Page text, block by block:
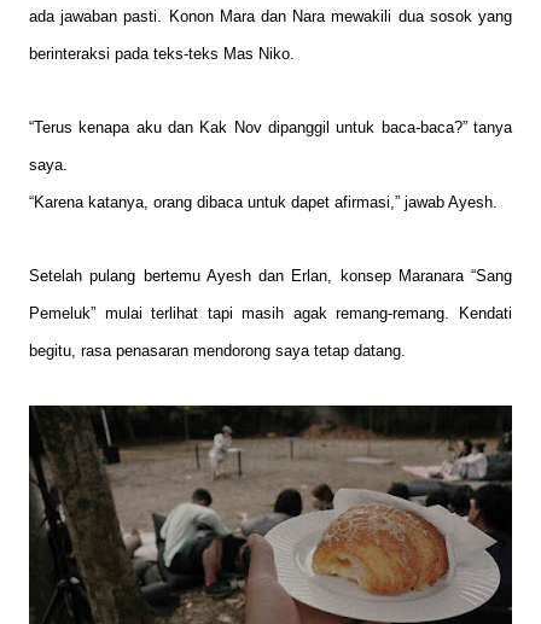
ada jawaban pasti. Konon Mara dan Nara mewakili dua sosok yang
berinteraksi pada teks-teks Mas Niko.
“Terus kenapa aku dan Kak Nov dipanggil untuk baca-baca?” tanya
saya.
“Karena katanya, orang dibaca untuk dapet afirmasi,” jawab Ayesh.
Setelah pulang bertemu Ayesh dan Erlan, konsep Maranara “Sang
Pemeluk” mulai terlihat tapi masih agak remang-remang. Kendati
begitu, rasa penasaran mendorong saya tetap datang.